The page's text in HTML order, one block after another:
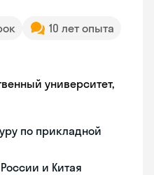
10 лет опыта
университет,
по прикладной
и Китая